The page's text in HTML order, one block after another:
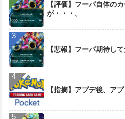
【評価】フーパ自体の
が・・・。
【悲報】フーパ期待し
【指摘】アプデ後、ア